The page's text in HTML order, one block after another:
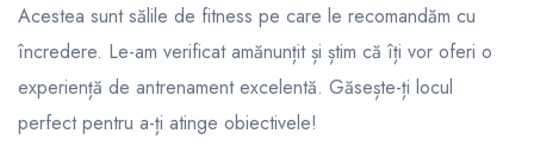
Acestea sunt sălile de fitness pe care le recomandăm cu
încredere. Le-am verificat amănunțit și știm că îți vor oferi o
experiență de antrenament excelentă. Găsește-ți locul
perfect pentru a-ți atinge obiectivele!